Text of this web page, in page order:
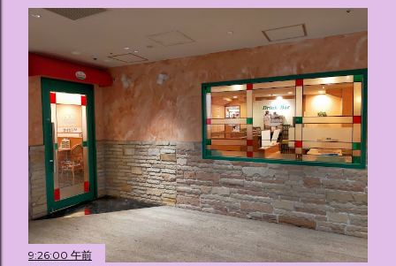
9:26:00 午前